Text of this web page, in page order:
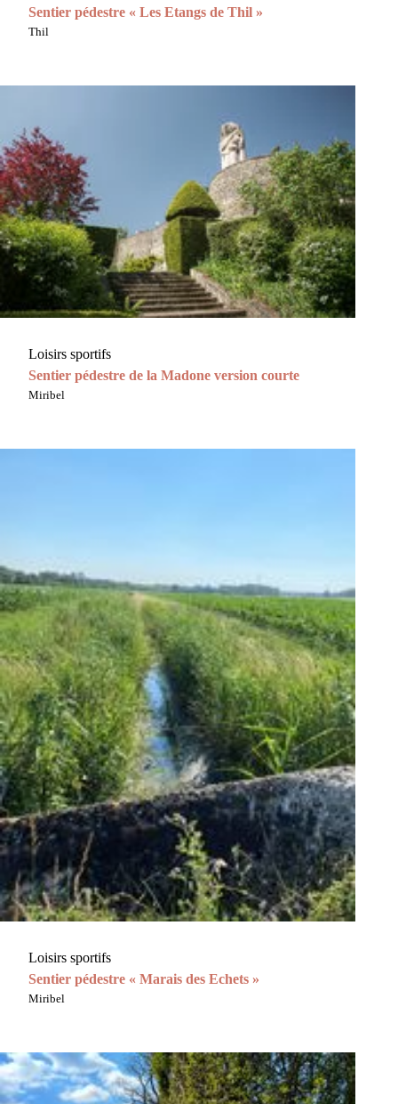
Sentier pédestre « Les Etangs de Thil »
Thil
Loisirs sportifs
Sentier pédestre de la Madone version courte
Miribel
Loisirs sportifs
Sentier pédestre « Marais des Echets »
Miribel